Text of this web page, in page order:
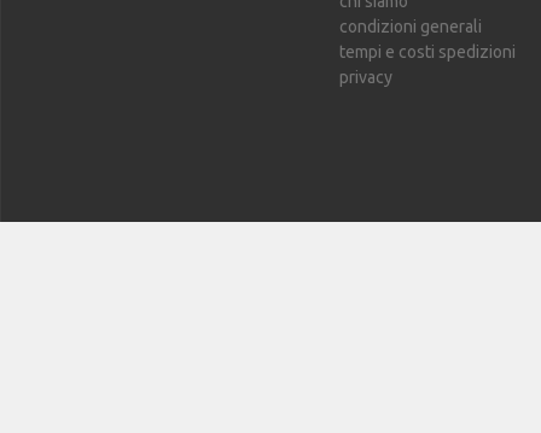
condizioni generali
tempi e costi spedizioni
privacy